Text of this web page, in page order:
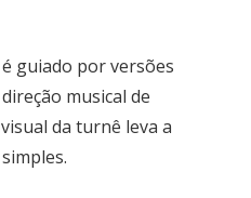
guiado por versões
musical de
da turnê leva a